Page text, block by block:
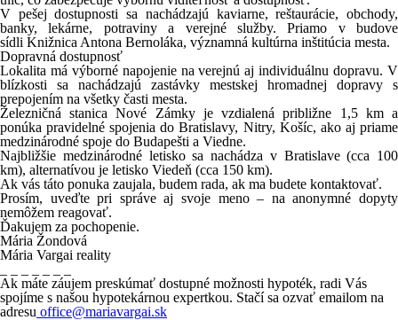
V pešej dostupnosti sa nachádzajú kaviarne, reštaurácie, obchody,
banky, lekárne, potraviny a verejné služby. Priamo v budove
sídli Knižnica Antona Bernoláka, významná kultúrna inštitúcia mesta.
Dopravná dostupnosť
Lokalita má výborné napojenie na verejnú aj individuálnu dopravu. V
blízkosti sa nachádzajú zastávky mestskej hromadnej dopravy s
prepojením na všetky časti mesta.
Železničná stanica Nové Zámkyje vzdialená približne 1,5 kma
ponúka pravidelné spojenia doBratislavy, Nitry, Košíc, ako ajpriame
medzinárodné spoje do Budapešti a Viedne.
Najbližšie medzinárodné letisko sa nachádza v Bratislave (cca 100
km), alternatívou je letisko Viedeň (cca 150 km).
Ak vás táto ponuka zaujala, budem rada, ak ma budete kontaktovať.
Prosím, uveďte pri správe aj svoje meno – na anonymné dopyty
nemôžem reagovať.
Ďakujem za pochopenie.
Mária Žondová
Mária Vargai reality
Ak máte záujem preskúmať dostupné možnosti hypoték, radi Vás
spojíme s našou hypotekárnou expertkou. Stačí sa ozvať emailom na
adresu office@mariavargai.sk